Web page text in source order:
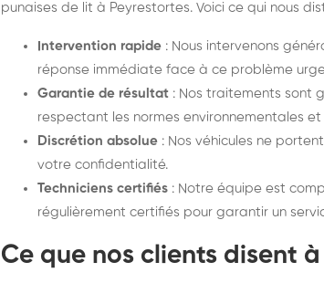
punaises de lit à Peyrestortes. Voici ce qui nous
Intervention rapide : Nous intervenons
réponse immédiate face à ce problème
Garantie de résultat : Nos traitements sont
respectant les normes environnementales et
Discrétion absolue : Nos véhicules ne
votre confidentialité.
Techniciens certifiés : Notre équipe est
régulièrement certifiés pour garantir un
Ce que nos clients disent à